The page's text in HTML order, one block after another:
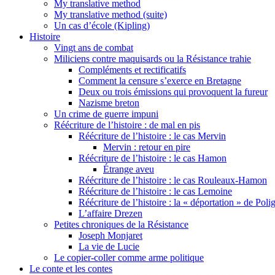
My translative method
My translative method (suite)
Un cas d’école (Kipling)
Histoire
Vingt ans de combat
Miliciens contre maquisards ou la Résistance trahie
Compléments et rectificatifs
Comment la censure s’exerce en Bretagne
Deux ou trois émissions qui provoquent la fureur
Nazisme breton
Un crime de guerre impuni
Réécriture de l’histoire : de mal en pis
Réécriture de l’histoire : le cas Mervin
Mervin : retour en pire
Réécriture de l’histoire : le cas Hamon
Étrange aveu
Réécriture de l’histoire : le cas Rouleaux-Hamon
Réécriture de l’histoire : le cas Lemoine
Réécriture de l’histoire : la « déportation » de
L’affaire Drezen
Petites chroniques de la Résistance
Joseph Monjaret
La vie de Lucie
Le copier-coller comme arme politique
Le conte et les contes